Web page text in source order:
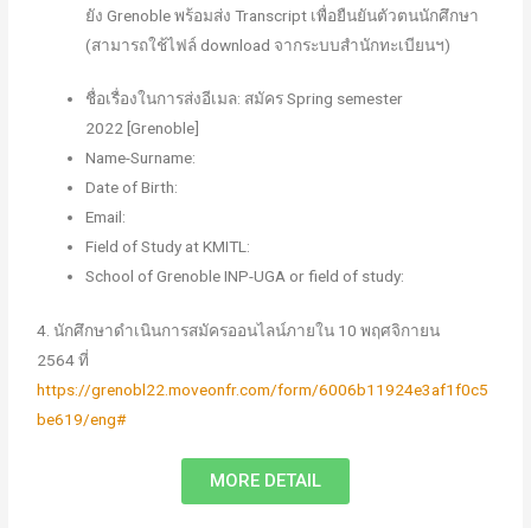
ยัง Grenobleพร้อมส่งTranscript เพื่อยืนยันตัวตนนักศึกษา
(สามารถใช้ไฟล์download จากระบบสำนักทะเบียนฯ)
ชื่อเรื่องในการส่งอีเมล: สมัคร Spring semester
2022 [Grenoble]
Name-Surname:
Date of Birth:
Email:
Field of Study at KMITL:
School of Grenoble INP-UGA or field of study:
4. นักศึกษาดำเนินการสมัครออนไลน์ภายใน 10 พฤศจิกายน
2564 ที่
https://grenobl22.moveonfr.com/form/6006b11924e3af1f0c5
be619/eng#
MORE DETAIL